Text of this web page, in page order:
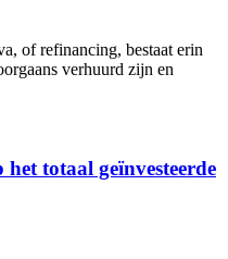
of refinancing, bestaat erin
verhuurd zijn en
totaal geïnvesteerde